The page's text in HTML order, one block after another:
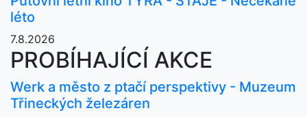
léto
7.8.2026
PROBÍHAJÍCÍ AKCE
Werk a město z ptačí perspektivy - Muzeum
Třineckých železáren